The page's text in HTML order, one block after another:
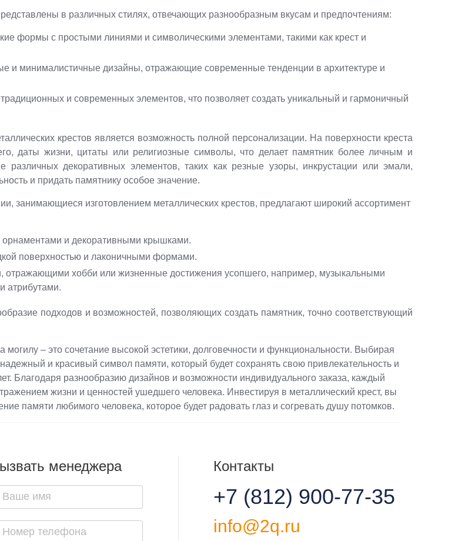
в различных стилях, отвечающих разнообразным вкусам и предпочтениям:
формы с простыми линиями и символическими элементами, такими как крест и
и минималистичные дизайны, отражающие современные тенденции в архитектуре и
и современных элементов, что позволяет создать уникальный и гармоничный
крестов является возможность полной персонализации. На поверхности креста
даты жизни, цитаты или религиозные символы, что делает памятник более личным и
различных декоративных элементов, таких как резные узоры, инкрустации или эмали,
и придать памятнику особое значение.
занимающиеся изготовлением металлических крестов, предлагают широкий ассортимент
и декоративными крышками.
поверхностью и лаконичными формами.
отражающими хобби или жизненные достижения усопшего, например, музыкальными
атрибутами.
подходов и возможностей, позволяющих создать памятник, точно соответствующий
могилу – это сочетание высокой эстетики, долговечности и функциональности. Выбирая
и красивый символ памяти, который будет сохранять свою привлекательность и
Благодаря разнообразию дизайнов и возможности индивидуального заказа, каждый
жизни и ценностей ушедшего человека. Инвестируя в металлический крест, вы
памяти любимого человека, которое будет радовать глаз и согревать душу потомков.
менеджера Контакты
+7 (812) 900-77-35
info@2q.ru